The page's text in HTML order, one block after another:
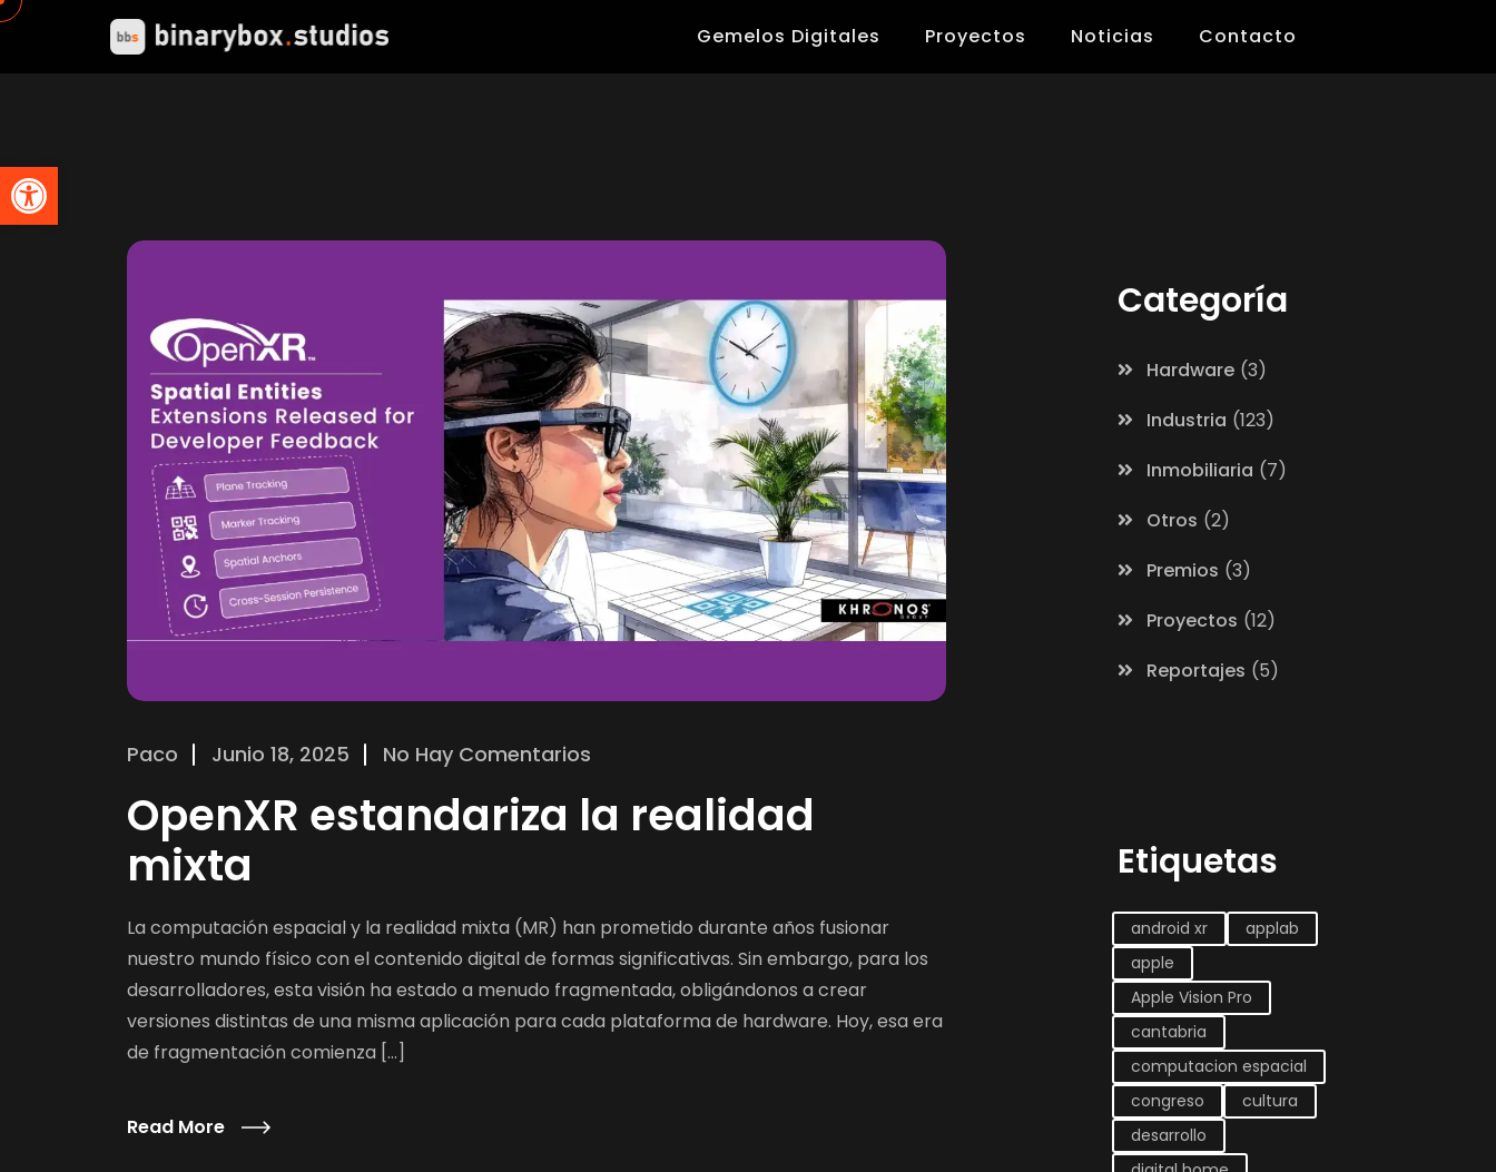
Abrir barra de herramientas
Gemelos Digitales Proyectos Noticias Contacto
Paco Junio 18, 2025 No Hay Comentarios
OpenXR estandariza la realidad
mixta
La computación espacial y la realidad mixta (MR) han prometido durante años fusionar
nuestro mundo físico con el contenido digital de formas significativas. Sin embargo, para los
desarrolladores, esta visión ha estado a menudo fragmentada, obligándonos a crear
versiones distintas de una misma aplicación para cada plataforma de hardware. Hoy, esa era
de fragmentación comienza […]
Read More
Categoría
Hardware 3
Industria 123
Inmobiliaria
7
Otros 2
Premios 3
Proyectos 12
Reportajes
5
Etiquetas
android xr
applab
apple
Apple Vision Pro
cantabria
computacion espacial
congreso
cultura
desarrollo